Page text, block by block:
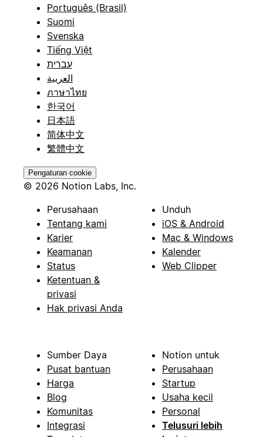
Português (Brasil)
Suomi
Svenska
Tiếng Việt
עברית
العربية
ภาษาไทย
한국어
日本語
简体中文
繁體中文
Pengaturan cookie
© 2026 Notion Labs, Inc.
Perusahaan
Tentang kami
Karier
Keamanan
Status
Ketentuan &
privasi
Hak privasi Anda
Unduh
iOS & Android
Mac & Windows
Kalender
Web Clipper
Sumber Daya
Pusat bantuan
Harga
Blog
Komunitas
Integrasi
Notion untuk
Perusahaan
Startup
Usaha kecil
Personal
Telusuri lebih